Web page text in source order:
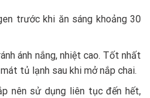
trước khi ăn sáng khoảng 30
ánh nắng, nhiệt cao. Tốt nhất
tủ lạnh sau khi mở nắp chai.
nên sử dụng liên tục đến hết,